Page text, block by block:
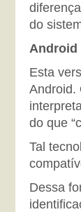
do
Android
Esta
Android.
do que
Tal
Dessa